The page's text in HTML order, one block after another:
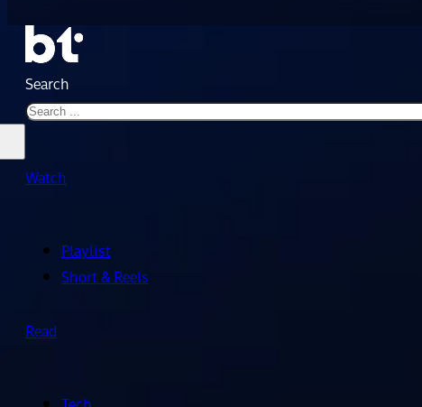
Search
Watch
Playlist
Short & Reels
Read